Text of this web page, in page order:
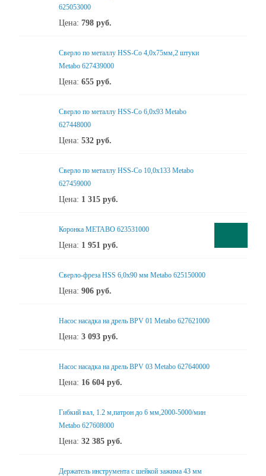
625053000
Цена: 798 руб.
Сверло по металлу HSS-Co 4,0x75мм,2 штуки
Metabo 627439000
Цена: 655 руб.
Сверло по металлу HSS-Co 6,0x93 Metabo
627448000
Цена: 532 руб.
Сверло по металлу HSS-Co 10,0x133 Metabo
627459000
Цена: 1 315 руб.
Коронка METABO 623531000
Цена: 1 951 руб.
Сверло-фреза HSS 6,0x90 мм Metabo 625150000
Цена: 906 руб.
Насос насадка на дрель BPV 01 Metabo 627621000
Цена: 3 093 руб.
Насос насадка на дрель BPV 03 Metabo 627640000
Цена: 16 604 руб.
Гибкий вал, 1.2 м,патрон до 6 мм,2000-5000/мин
Metabo 627608000
Цена: 32 385 руб.
Держатель инструмента с шейкой зажима 43 мм